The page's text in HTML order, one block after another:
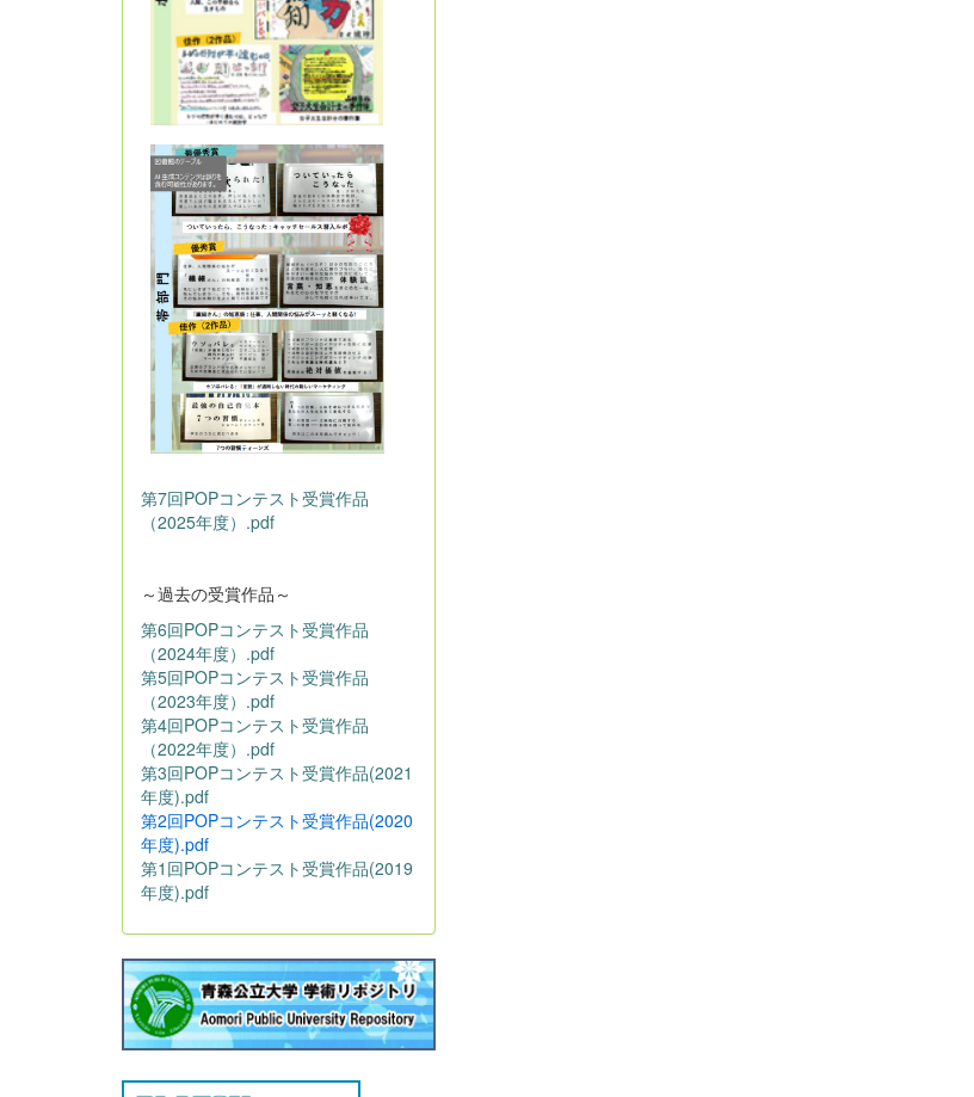
第7回POPコンテスト受賞作品
（2025年度）.pdf
～過去の受賞作品～
第6回POPコンテスト受賞作品
（2024年度）.pdf
第5回POPコンテスト受賞作品
（2023年度）.pdf
第4回POPコンテスト受賞作品
（2022年度）.pdf
第3回POPコンテスト受賞作品(2021
年度).pdf
第2回POPコンテスト受賞作品(2020
年度).pdf
第1回POPコンテスト受賞作品(2019
年度).pdf